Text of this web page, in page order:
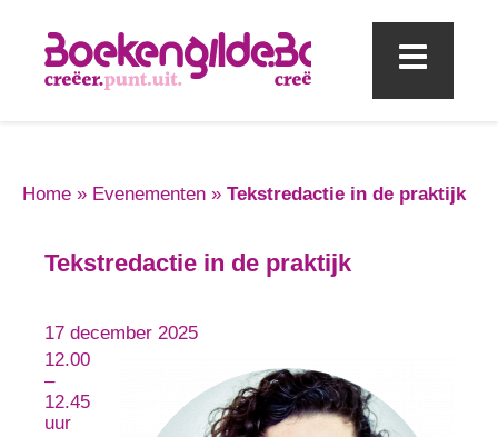
Home » Evenementen » Tekstredactie in de praktijk
Tekstredactie in de praktijk
17 december 2025
12.00
–
12.45
uur